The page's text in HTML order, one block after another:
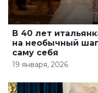
В 40 лет
на необычный
саму себя
19 января, 2026